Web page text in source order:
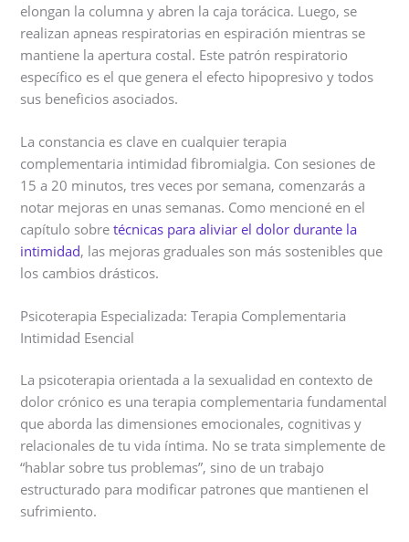
elongan la columna y abren la caja torácica. Luego, se
realizan apneas respiratorias en espiración mientras se
mantiene la apertura costal. Este patrón respiratorio
específico es el que genera el efecto hipopresivo y todos
sus beneficios asociados.
La constancia es clave en cualquier terapia
complementaria intimidad fibromialgia. Con sesiones de
15 a 20 minutos, tres veces por semana, comenzarás a
notar mejoras en unas semanas. Como mencioné en el
capítulo sobretécnicas para aliviar el dolor durante la
intimidad, las mejoras graduales son más sostenibles que
los cambios drásticos.
Psicoterapia Especializada: Terapia Complementaria
Intimidad Esencial
La psicoterapia orientada a la sexualidad en contexto de
dolor crónico es una terapia complementaria fundamental
que aborda las dimensiones emocionales, cognitivas y
relacionales de tu vida íntima. No se trata simplemente de
“hablar sobre tus problemas”, sino de un trabajo
estructurado para modificar patrones que mantienen el
sufrimiento.